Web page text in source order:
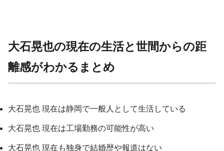
大石晃也の現在の生活と世間からの距
離感がわかるまとめ
大石晃也 現在は静岡で一般人として生活している
大石晃也 現在は工場勤務の可能性が高い
大石晃也 現在も独身で結婚歴や報道はない